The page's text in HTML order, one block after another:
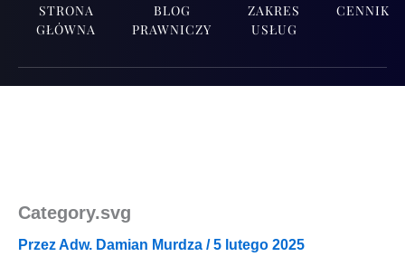
STRONA
GŁÓWNA
BLOG
PRAWNICZY
ZAKRES
USŁUG
CENNIK
Category.svg
PrzezAdw. Damian Murdza /5 lutego 2025